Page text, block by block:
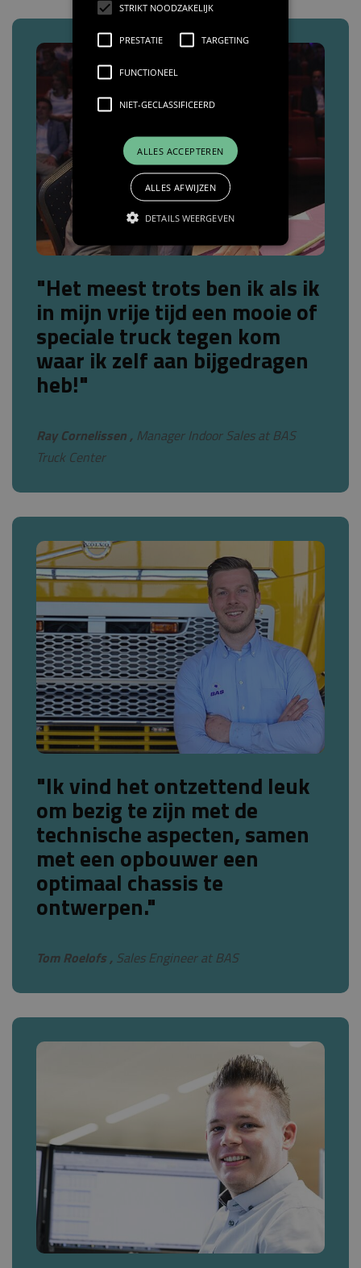
"Het meest trots ben ik als ik
in mijn vrije tijd een mooie of
speciale truck tegen kom
waar ik zelf aan bijgedragen
heb!"
Ray Cornelissen , Manager Indoor Sales at BAS
Truck Center
"Ik vind het ontzettend leuk
om bezig te zijn met de
technische aspecten, samen
met een opbouwer een
optimaal chassis te
ontwerpen."
Tom Roelofs , Sales Engineer at BAS
STRIKT NOODZAKELIJK
PRESTATIE TARGETING
FUNCTIONEEL
NIET-GECLASSIFICEERD
ALLES ACCEPTEREN
ALLES AFWIJZEN
DETAILS WEERGEVEN